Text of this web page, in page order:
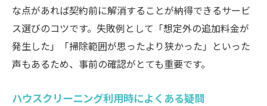
な点があれば契約前に解消することが納得できるサービ
ス選びのコツです。失敗例として「想定外の追加料金が
発生した」「掃除範囲が思ったより狭かった」といった
声もあるため、事前の確認がとても重要です。
ハウスクリーニング利用時によくある疑問